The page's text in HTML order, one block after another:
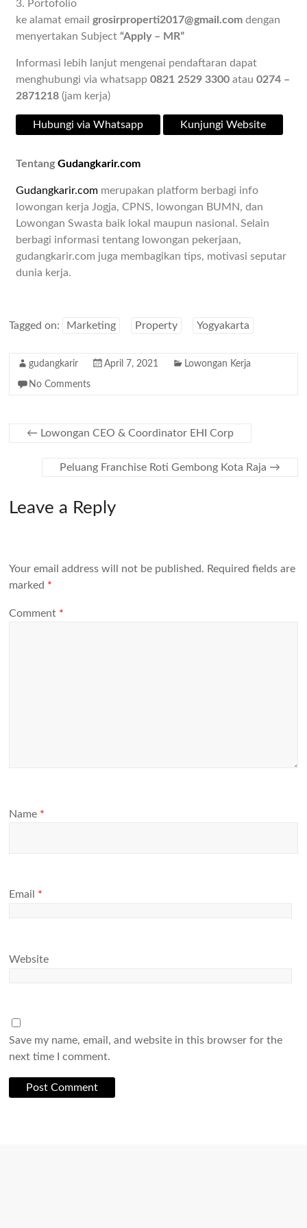
3. Portofolio
ke alamat emailgrosirproperti2017@gmail.comdengan
menyertakan Subject“Apply – MR”
Informasi lebih lanjut mengenai pendaftaran dapat
menghubungi via whatsapp0821 2529 3300atau0274 –
2871218(jam kerja)
Hubungi via Whatsapp Kunjungi Website
TentangGudangkarir.com
Gudangkarir.com merupakan platform berbagi info
lowongan kerja Jogja, CPNS, lowongan BUMN, dan
Lowongan Swasta baik lokal maupun nasional. Selain
berbagi informasi tentang lowongan pekerjaan,
gudangkarir.com juga membagikan tips, motivasi seputar
dunia kerja.
Tagged on: Marketing Property Yogyakarta
gudangkarir April 7, 2021 Lowongan Kerja
No Comments
← Lowongan CEO & Coordinator EHI Corp
Peluang Franchise Roti Gembong Kota Raja →
Leave a Reply
Your email address will not be published. Required fields are
marked *
Comment *
Name *
Email *
Website
Save my name, email, and website in this browser for the
next time I comment.